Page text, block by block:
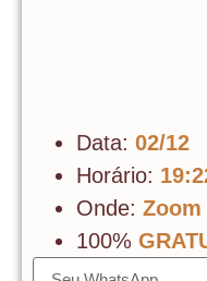
Data: 02/12
Horário:
Onde: Zoom
100%